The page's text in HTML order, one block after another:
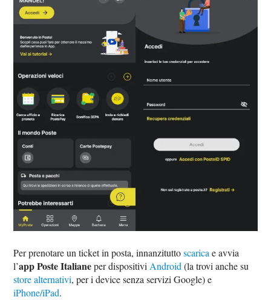
Per prenotare un ticket in posta, innanzituttoscarica e avvia
l’app Poste Italianeper dispositivi Android (la trovi anche su
store alternativi, per i device senza servizi Google) e
iPhone/iPad.